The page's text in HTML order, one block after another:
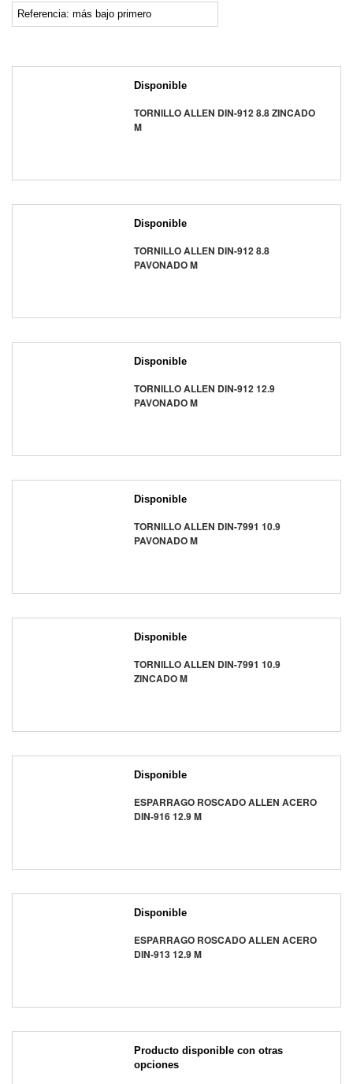
Disponible
TORNILLO ALLEN DIN-912 8.8 ZINCADO
M
Disponible
TORNILLO ALLEN DIN-912 8.8
PAVONADO M
Disponible
TORNILLO ALLEN DIN-912 12.9
PAVONADO M
Disponible
TORNILLO ALLEN DIN-7991 10.9
PAVONADO M
Disponible
TORNILLO ALLEN DIN-7991 10.9
ZINCADO M
Disponible
ESPARRAGO ROSCADO ALLEN ACERO
DIN-916 12.9 M
Disponible
ESPARRAGO ROSCADO ALLEN ACERO
DIN-913 12.9 M
Producto disponible con otras
opciones